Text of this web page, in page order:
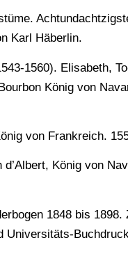
Karl Häberlin.
1560). Elisabeth,
König von
von Frankreich.
d’Albert, König von
1848 bis
Universitäts-